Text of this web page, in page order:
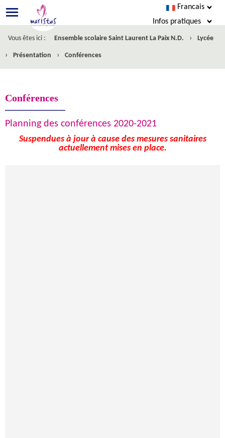
Francais
Infos pratiques
Esidoc
SACoche
Vous êtes ici : Ensemble scolaire Saint Laurent La Paix N.D. › Lycée
› Présentation › Conférences
Conférences
Planning des conférences 2020-2021
Suspendues à jour à cause des mesures sanitaires
actuellement mises en place.